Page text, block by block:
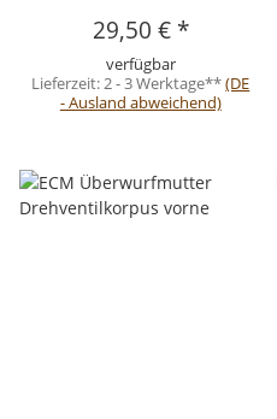
29,50 € *
verfügbar
Lieferzeit:2 - 3 Werktage**(DE
- Ausland abweichend)